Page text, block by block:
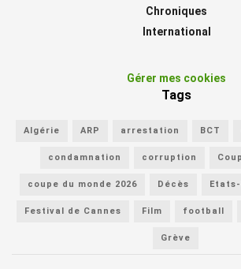
Chroniques
International
Gérer mes cookies
Tags
Algérie ARP arrestation BCT
condamnation corruption
coupe du monde 2026 Décès
Festival de Cannes Film football
Grève